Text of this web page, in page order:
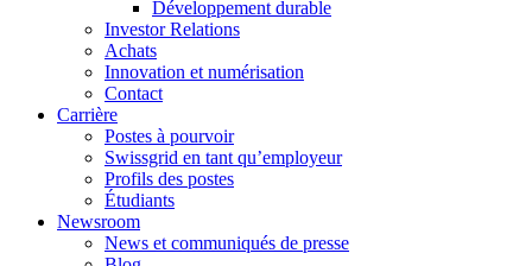
Développement durable
Investor Relations
Achats
Innovation et numérisation
Contact
Carrière
Postes à pourvoir
Swissgrid en tant qu’employeur
Profils des postes
Étudiants
Newsroom
News et communiqués de presse